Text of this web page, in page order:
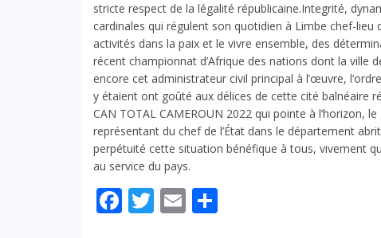
stricte respect de la légalité républicaine.Integrité,
cardinales qui régulent son quotidien à Limbe chef-
activités dans la paix et le vivre ensemble, des
récent championnat d’Afrique des nations dont la ville
encore cet administrateur civil principal à l’œuvre,
y étaient ont goûté aux délices de cette cité balnéaire
CAN TOTAL CAMEROUN 2022 qui pointe à l’horizon,
représentant du chef de l’État dans le département
perpétuité cette situation bénéfique à tous, vivement
au service du pays.
Facebook
Twitter
Email